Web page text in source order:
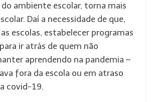
ambiente escolar, torna mais
Daí a necessidade de que,
escolas, estabelecer programas
ir atrás de quem não
aprendendo na pandemia –
fora da escola ou em atraso
covid-19.